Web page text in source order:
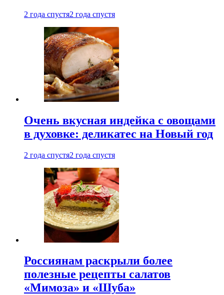
2 года спустя2 года спустя
Очень вкусная индейка с овощами
в духовке: деликатес на Новый год
2 года спустя2 года спустя
Россиянам раскрыли более
полезные рецепты салатов
«Мимоза» и «Шуба»